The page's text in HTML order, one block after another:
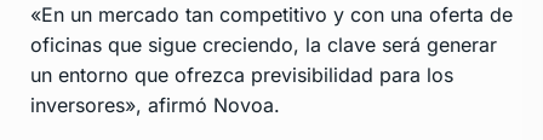
«En un mercado tan competitivo y con una oferta de
oficinas que sigue creciendo, la clave será generar
un entorno que ofrezca previsibilidad para los
inversores», afirmó Novoa.